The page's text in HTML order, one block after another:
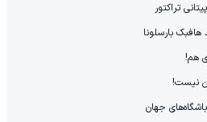
تراکتور
بارسلونا
هم!
نیست!
جهان